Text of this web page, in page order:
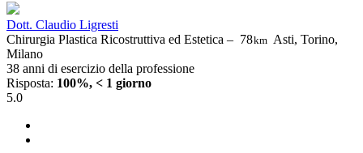
Dott. Claudio Ligresti
Chirurgia Plastica Ricostruttiva ed Estetica – 78km Asti, Torino,
Milano
38 anni di esercizio della professione
Risposta: 100%, < 1 giorno
5.0